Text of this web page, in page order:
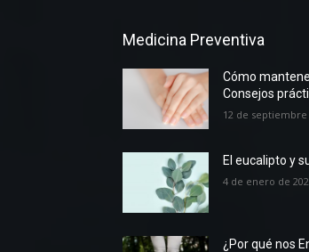
Medicina Preventiva
Cómo
Consejos
12 de septiembre
El eucalipto y
4 de enero de
¿Por qué nos